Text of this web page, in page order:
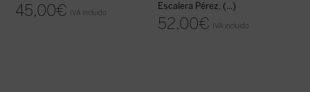
45,00€ IVA incluido
Escalera Pérez, (...)
52,00€ IVA incluido